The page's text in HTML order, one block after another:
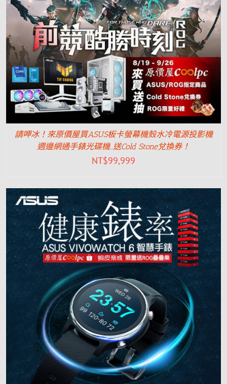
請呷冰！來原價屋買ASUS板卡螢幕機殼水冷電源投影機
週邊網通手錶光碟機…送Cold Stone兌換券！
NT$99,999